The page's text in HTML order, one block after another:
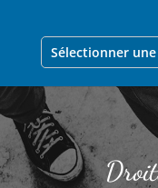
Sélectionner